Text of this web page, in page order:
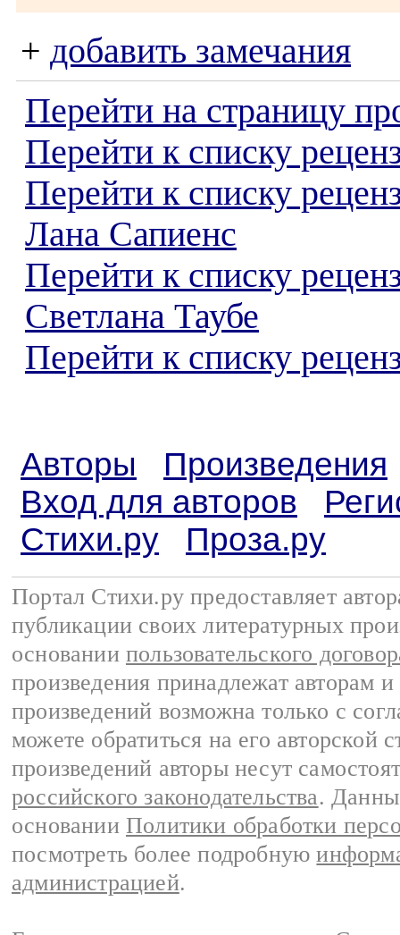
+ добавить замечания
Перейти на страницу
Перейти к списку
Перейти к списку
Лана Сапиенс
Перейти к списку
Светлана Таубе
Перейти к списку
Авторы
Произведения
Вход для авторов
Стихи.ру
Проза.ру
Портал Стихи.ру предоставляет
публикации своих литературных
основании пользовательского
произведения принадлежат авторам
произведений возможна только с
можете обратиться на его авторской
произведений авторы несут
российского законодательства.
основании Политики обработки
посмотреть более подробную
администрацией.